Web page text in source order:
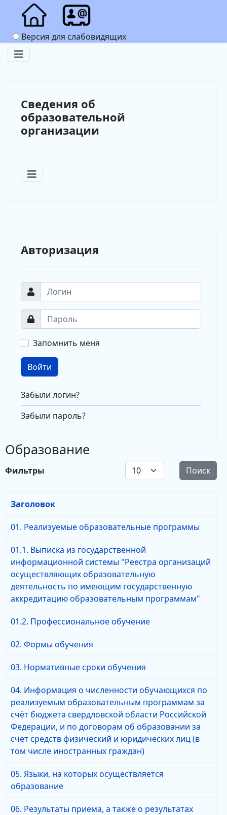
Версия для слабовидящих
Сведения об
образовательной
организации
Авторизация
Запомнить меня
Войти
Забыли логин?
Забыли пароль?
Образование
Фильтры Кол-во строк: Поиск
Заголовок
01. Реализуемые образовательные программы
01.1. Выписка из государственной
информационной системы "Реестра организаций
осуществляющих образовательную
деятельность по имеющим государственную
аккредитацию образовательным программам"
01.2. Профессиональное обучение
02. Формы обучения
03. Нормативные сроки обучения
04. Информация о численности обучающихся по
реализуемым образовательным программам за
счёт бюджета свердловской области Российской
Федерации, и по договорам об образовании за
счёт средств физический и юридических лиц (в
том числе иностранных граждан)
05. Языки, на которых осуществляется
образование
06. Результаты приема, а также о результатах